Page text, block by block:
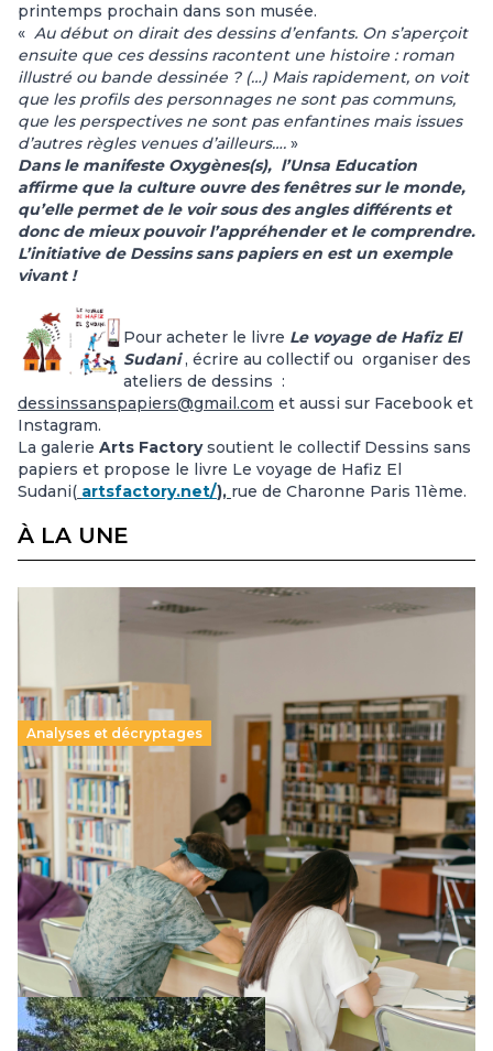
printemps prochain dans son musée.
« Au début on dirait des dessins d’enfants. On s’aperçoit
ensuite que ces dessins racontent une histoire : roman
illustré ou bande dessinée ? (…) Mais rapidement, on voit
que les profils des personnages ne sont pas communs,
que les perspectives ne sont pas enfantines mais issues
d’autres règles venues d’ailleurs…. »
Dans le manifeste Oxygènes(s), l’Unsa Education
affirme que la culture ouvre des fenêtres sur le monde,
qu’elle permet de le voir sous des angles différents et
donc de mieux pouvoir l’appréhender et le comprendre.
L’initiative de Dessins sans papiers en est un exemple
vivant !
Pour acheter le livre Le voyage de Hafiz El
Sudani, écrire au collectif ou organiser des
ateliers de dessins :
dessinssanspapiers@gmail.com et aussi sur Facebook et
Instagram.
La galerie Arts Factorysoutient le collectif Dessins sans
papiers et propose le livre Le voyage de Hafiz El
Sudani( artsfactory.net/), rue de Charonne Paris 11ème.
À LA UNE
Analyses et décryptages
Supérieur privé : une dérive qui met à mal la
promesse républicaine
11 juillet 2026-
Le projet de loi sur la régulation de l’enseignement
supérieur privé met en lumière l’amplification d’un système
qui relègue l’acte pédagogique au superfétatoire, voire à…
Lire la suite →